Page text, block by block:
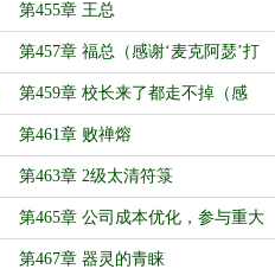
第455章 王总
第457章 福总（感谢‘麦克阿瑟’打
赏盟主）
第459章 校长来了都走不掉（感
谢‘微茫一角’的盟主）
第461章 败禅熔
第463章 2级太清符箓
第465章 公司成本优化，参与重大
实验项目
第467章 器灵的青睐